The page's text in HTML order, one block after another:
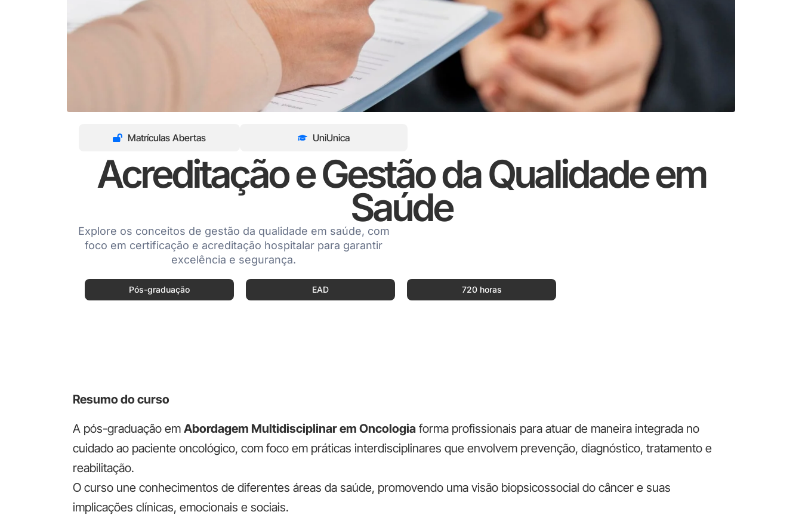
Matrículas Abertas UniUnica
Acreditação e Gestão da Qualidade em
Saúde
Explore os conceitos de gestão da qualidade em saúde, com
foco em certificação e acreditação hospitalar para garantir
excelência e segurança.
Pós-graduação EAD 720 horas
Resumo do curso
A pós-graduação em Abordagem Multidisciplinar em Oncologia forma profissionais para atuar de maneira integrada no
cuidado ao paciente oncológico, com foco em práticas interdisciplinares que envolvem prevenção, diagnóstico, tratamento e
reabilitação.
O curso une conhecimentos de diferentes áreas da saúde, promovendo uma visão biopsicossocial do câncer e suas
implicações clínicas, emocionais e sociais.